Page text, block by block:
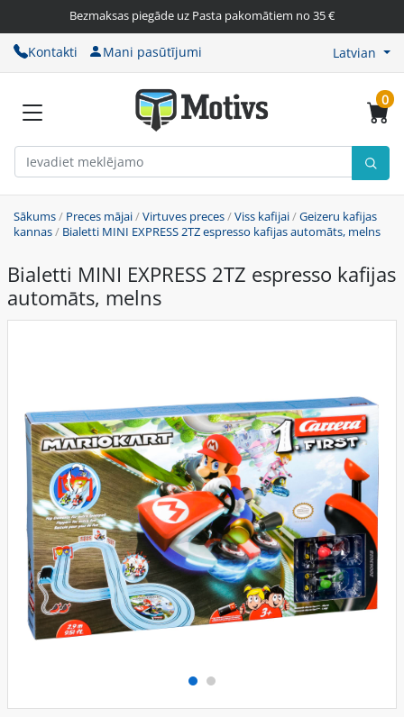
Bezmaksas piegāde uz Pasta pakomātiem no 35 €
Kontakti Mani pasūtījumi Latvian
0
Sākums/ Preces mājai/Virtuves preces/Viss kafijai/Geizeru kafijas
kannas/ Bialetti MINI EXPRESS 2TZ espresso kafijas automāts, melns
Bialetti MINI EXPRESS 2TZ espresso kafijas
automāts, melns